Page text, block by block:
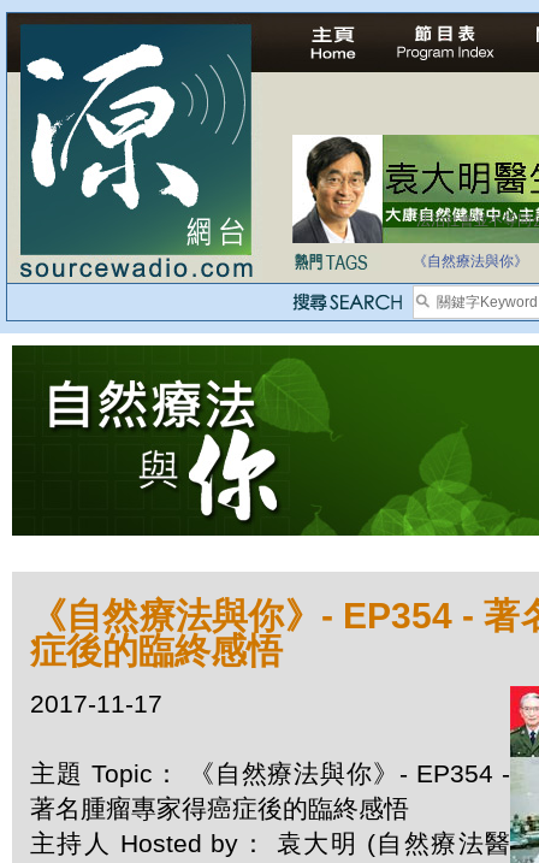
法治社會並不等同
《自然療法與你》
《自然療法與你》- EP354 -
症後的臨終感悟
2017-11-17
主題 Topic： 《自然療法與你》- EP354 -
著名腫瘤專家得癌症後的臨終感悟
主持人 Hosted by： 袁大明 (自然療法醫